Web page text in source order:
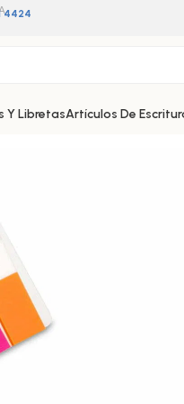
4424
Y LibretasArtículos De